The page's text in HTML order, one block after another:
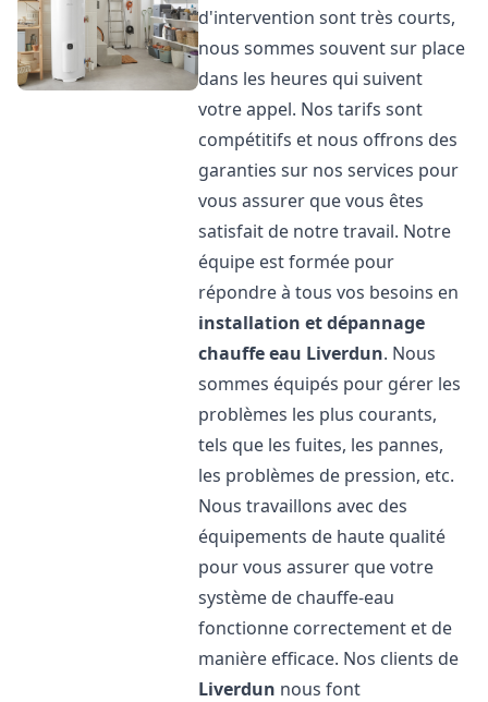
d'intervention sont très courts,
nous sommes souvent sur place
dans les heures qui suivent
votre appel. Nos tarifs sont
compétitifs et nous offrons des
garanties sur nos services pour
vous assurer que vous êtes
satisfait de notre travail. Notre
équipe est formée pour
répondre à tous vos besoins en
installation et dépannage
chauffe eau Liverdun. Nous
sommes équipés pour gérer les
problèmes les plus courants,
tels que les fuites, les pannes,
les problèmes de pression, etc.
Nous travaillons avec des
équipements de haute qualité
pour vous assurer que votre
système de chauffe-eau
fonctionne correctement et de
manière efficace. Nos clients de
Liverdun nous font